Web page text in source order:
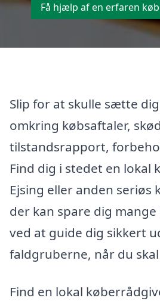
Få hjælp af en erfaren
Slip for at skulle sætte
omkring købsaftaler,
tilstandsrapport,
Find dig i stedet en lokal
Ejsing eller anden seriøs
der kan spare dig
ved at guide dig sikkert
faldgruberne, når du
Find en lokal